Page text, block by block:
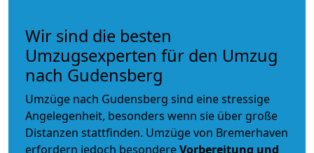
Wir sind die besten
Umzugsexperten für den Umzug
nach Gudensberg
Umzüge nach Gudensberg sind eine stressige
Angelegenheit, besonders wenn sie über große
Distanzen stattfinden. Umzüge von Bremerhaven
erfordern jedoch besondereVorbereitung und